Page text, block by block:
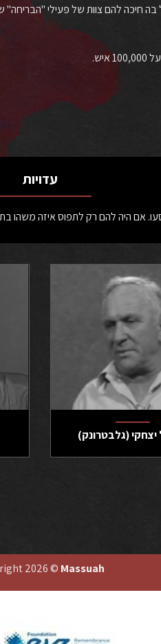
בה חיכה להם צוות של פעילי "הבריחה" שהוצב במקום.
עדויות
אם היה להם רק לתפוס איזה משהו
(גלבטרונק)
2026 © Massuah